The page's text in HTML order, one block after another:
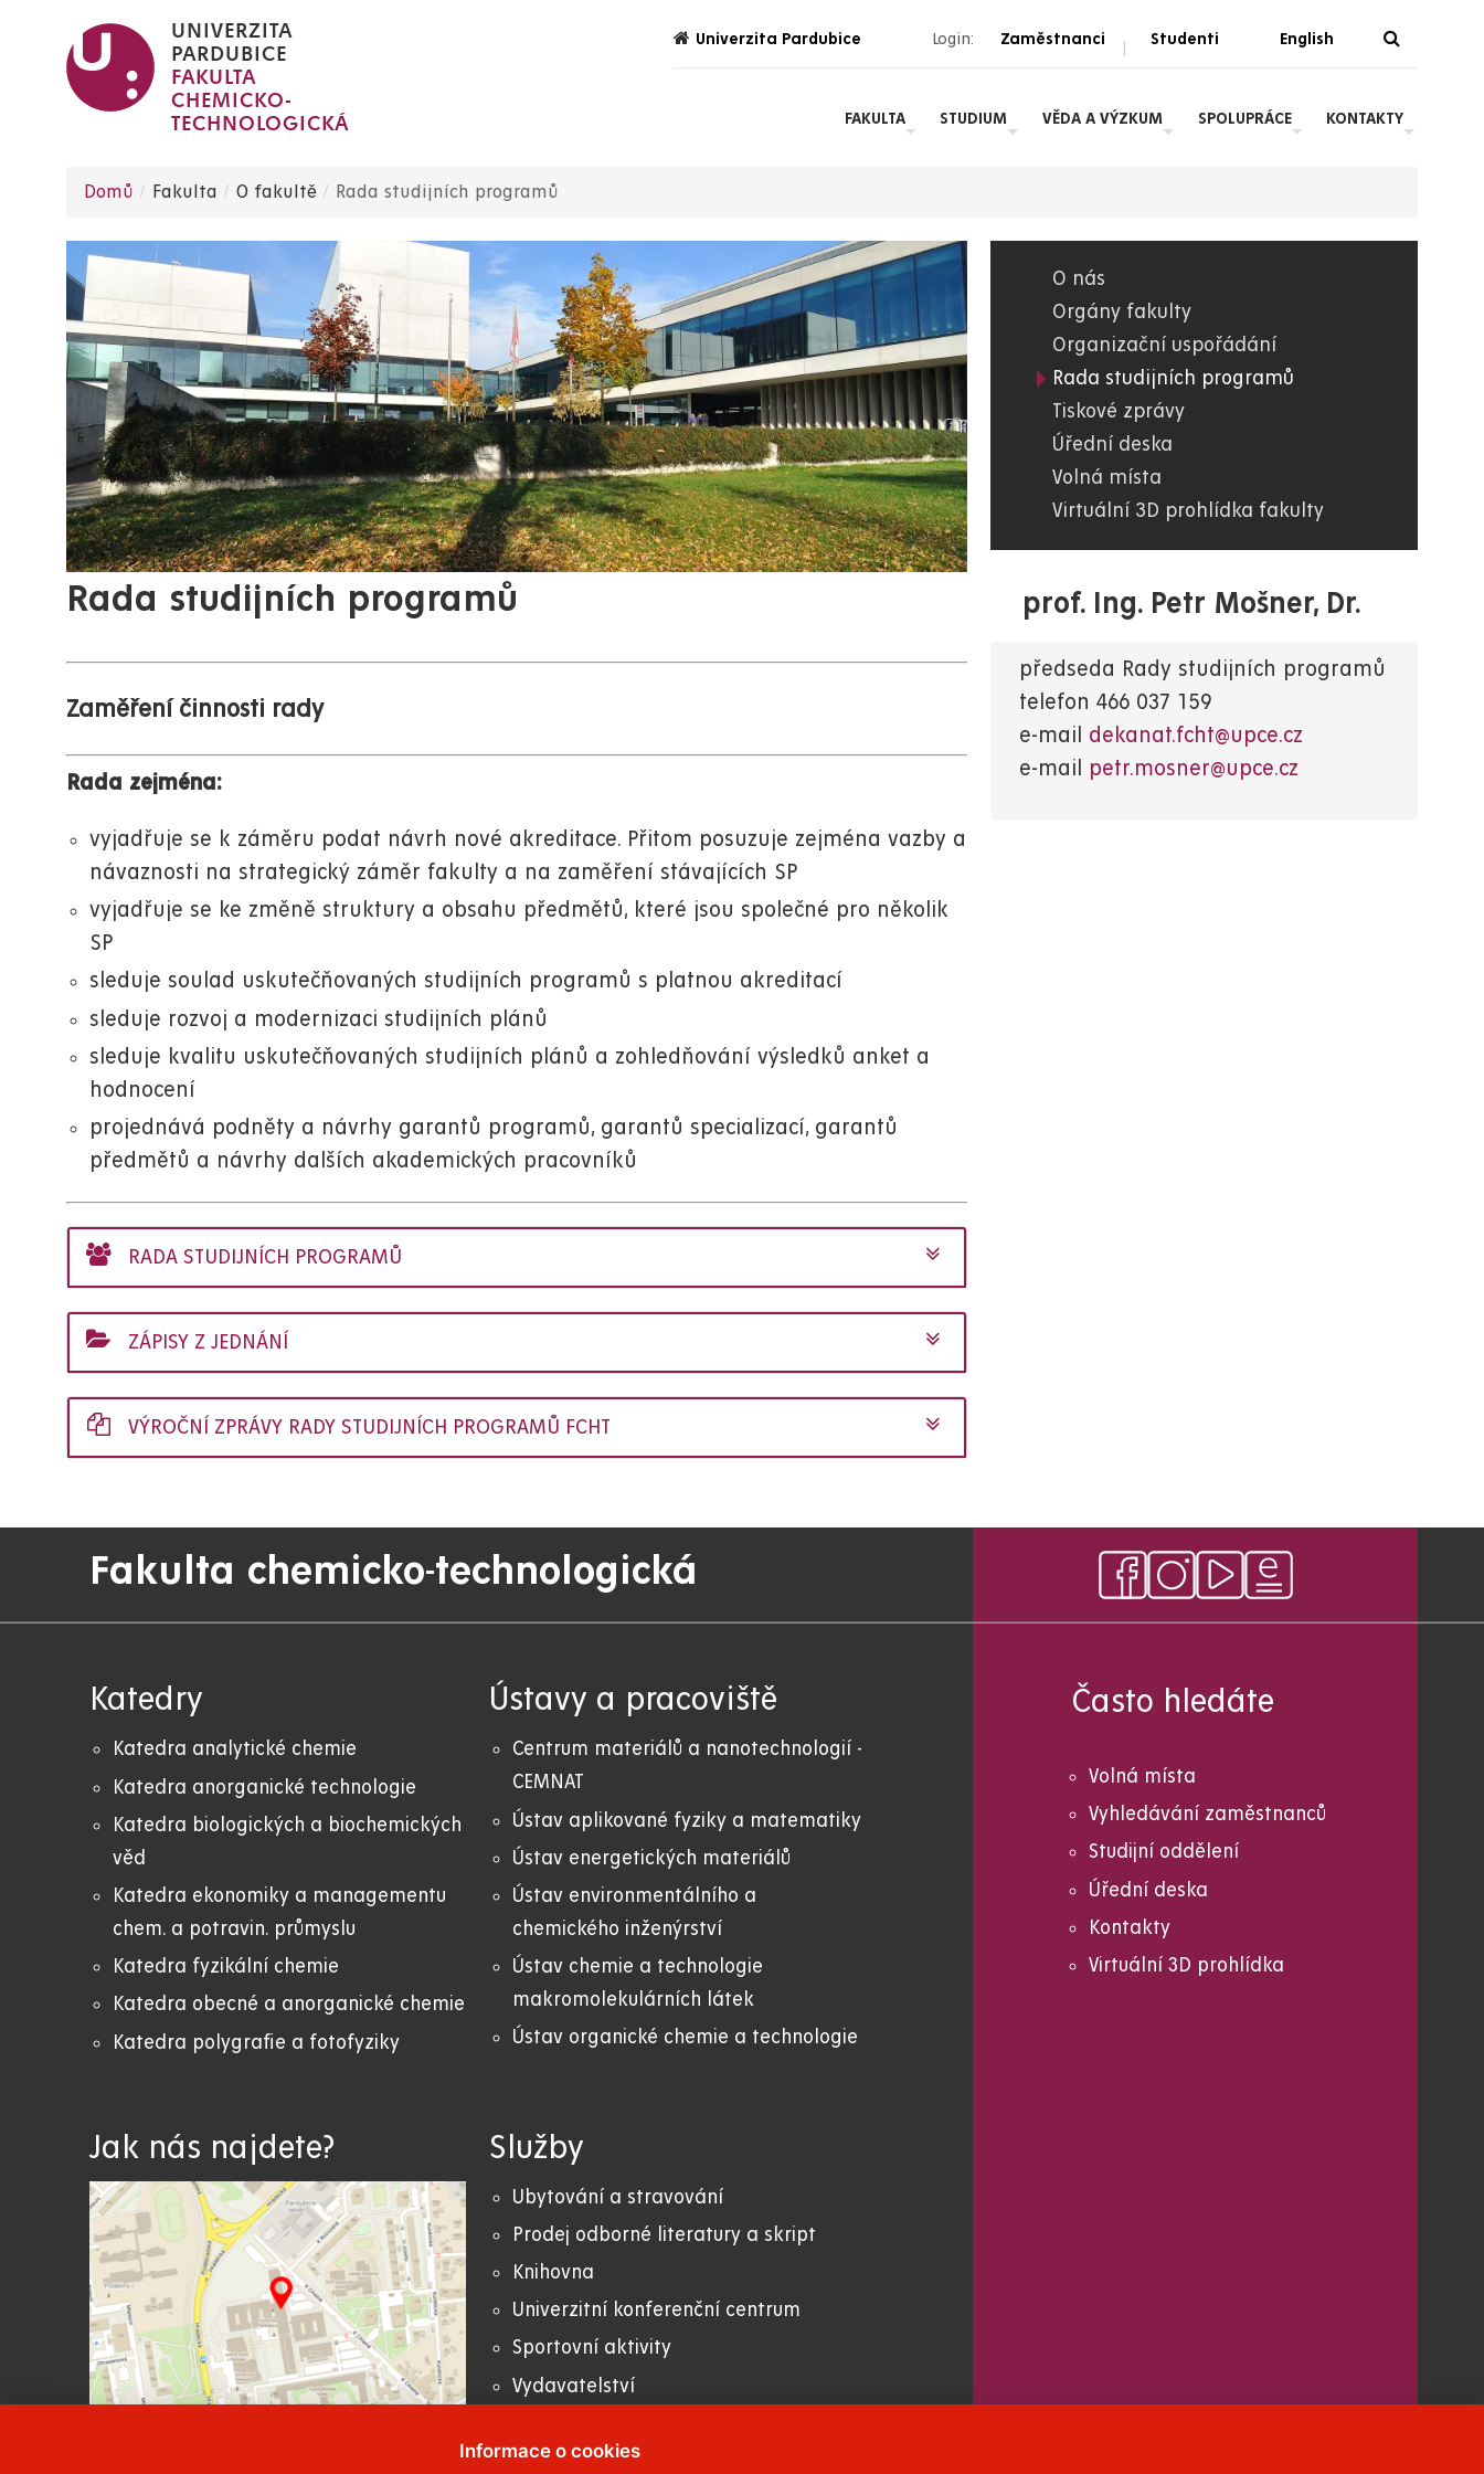
hlavnímu
UNIVERZITA
PARDUBICE
FAKULTA
CHEMICKO-
TECHNOLOGICKÁ
Univerzita Pardubice Login: Zaměstnanci | Studenti English
FAKULTA STUDIUM VĚDA A VÝZKUM SPOLUPRÁCE KONTAKTY
navigace
Domů Fakulta O fakultě Rada studijních programů
Rada studijních programů
Zaměření činnosti rady
Rada zejména:
vyjadřuje se k záměru podat návrh nové akreditace. Přitom posuzuje zejména vazby a
návaznosti na strategický záměr fakulty a na zaměření stávajících SP
vyjadřuje se ke změně struktury a obsahu předmětů, které jsou společné pro několik
SP
sleduje soulad uskutečňovaných studijních programů s platnou akreditací
sleduje rozvoj a modernizaci studijních plánů
sleduje kvalitu uskutečňovaných studijních plánů a zohledňování výsledků anket a
hodnocení
projednává podněty a návrhy garantů programů, garantů specializací, garantů
předmětů a návrhy dalších akademických pracovníků
RADA STUDIJNÍCH PROGRAMŮ
ZÁPISY Z JEDNÁNÍ
VÝROČNÍ ZPRÁVY RADY STUDIJNÍCH PROGRAMŮ FCHT
05.
FChT
O nás
Orgány fakulty
Organizační uspořádání
Rada studijních programů
Tiskové zprávy
Úřední deska
Volná místa
Virtuální 3D prohlídka fakulty
prof. Ing. Petr Mošner, Dr.
předseda Rady studijních programů
telefon466 037 159
e-mail dekanat.fcht@upce.cz
e-mail petr.mosner@upce.cz
Fakulta chemicko-technologická
Katedry
Katedra analytické chemie
Katedra anorganické technologie
Katedra biologických a biochemických
věd
Katedra ekonomiky a managementu
chem. a potravin. průmyslu
Katedra fyzikální chemie
Katedra obecné a anorganické chemie
Katedra polygrafie a fotofyziky
Ústavy a pracoviště
Centrum materiálů a nanotechnologií -
CEMNAT
Ústav aplikované fyziky a matematiky
Ústav energetických materiálů
Ústav environmentálního a
chemického inženýrství
Ústav chemie a technologie
makromolekulárních látek
Ústav organické chemie a technologie
Jak nás najdete? Služby
Ubytování a stravování
Prodej odborné literatury a skript
Knihovna
Univerzitní konferenční centrum
Sportovní aktivity
Vydavatelství
Často hledáte
Volná místa
Vyhledávání zaměstnanců
Studijní oddělení
Úřední deska
Kontakty
Virtuální 3D prohlídka
Informace o cookies